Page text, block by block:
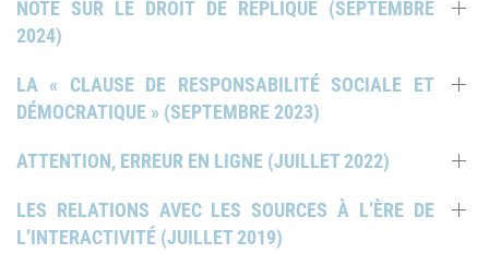
NOTE SUR LE DROIT DE RÉPLIQUE (SEPTEMBRE
2024)
LA « CLAUSE DE RESPONSABILITÉ SOCIALE ET
DÉMOCRATIQUE » (SEPTEMBRE 2023)
ATTENTION, ERREUR EN LIGNE (JUILLET 2022)
LES RELATIONS AVEC LES SOURCES À L’ÈRE DE
L’INTERACTIVITÉ (JUILLET 2019)